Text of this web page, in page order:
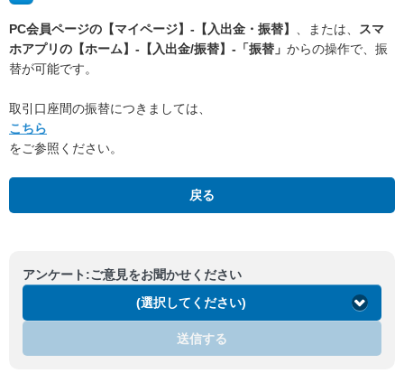
PC会員ページの【マイページ】-【入出金・振替】 、または、
スマ
ホアプリの【ホーム】-【入出金/振替】-「振替」 からの操作で、振
替が可能です。
取引口座間の振替につきましては、
こちら
をご参照ください。
戻る
アンケート:ご意見をお聞かせください
(選択してください)
送信する